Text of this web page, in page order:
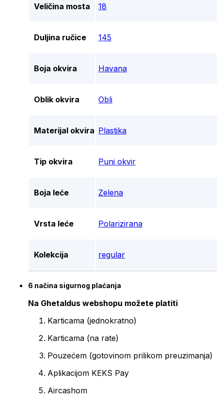
Veličina mosta 18
Duljina ručice 145
Boja okvira Havana
Oblik okvira Obli
Materijal okvira Plastika
Tip okvira Puni okvir
Boja leće Zelena
Vrsta leće Polarizirana
Kolekcija regular
6 načina sigurnog plaćanja
Na Ghetaldus webshopu možete platiti
Karticama (jednokratno)
Karticama (na rate)
Pouzećem (gotovinom prilikom preuzimanja)
Aplikacijom KEKS Pay
Aircashom